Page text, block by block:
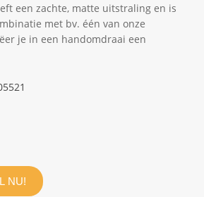
een zachte, matte uitstraling en is
met bv. één van onze
je in een handomdraai een
NU!